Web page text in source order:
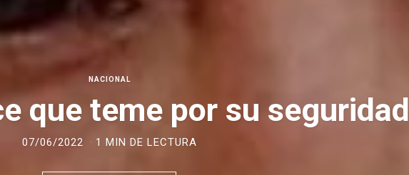
NACIONAL
que teme por su seguridad
07/06/2022 1 MIN DE LECTURA